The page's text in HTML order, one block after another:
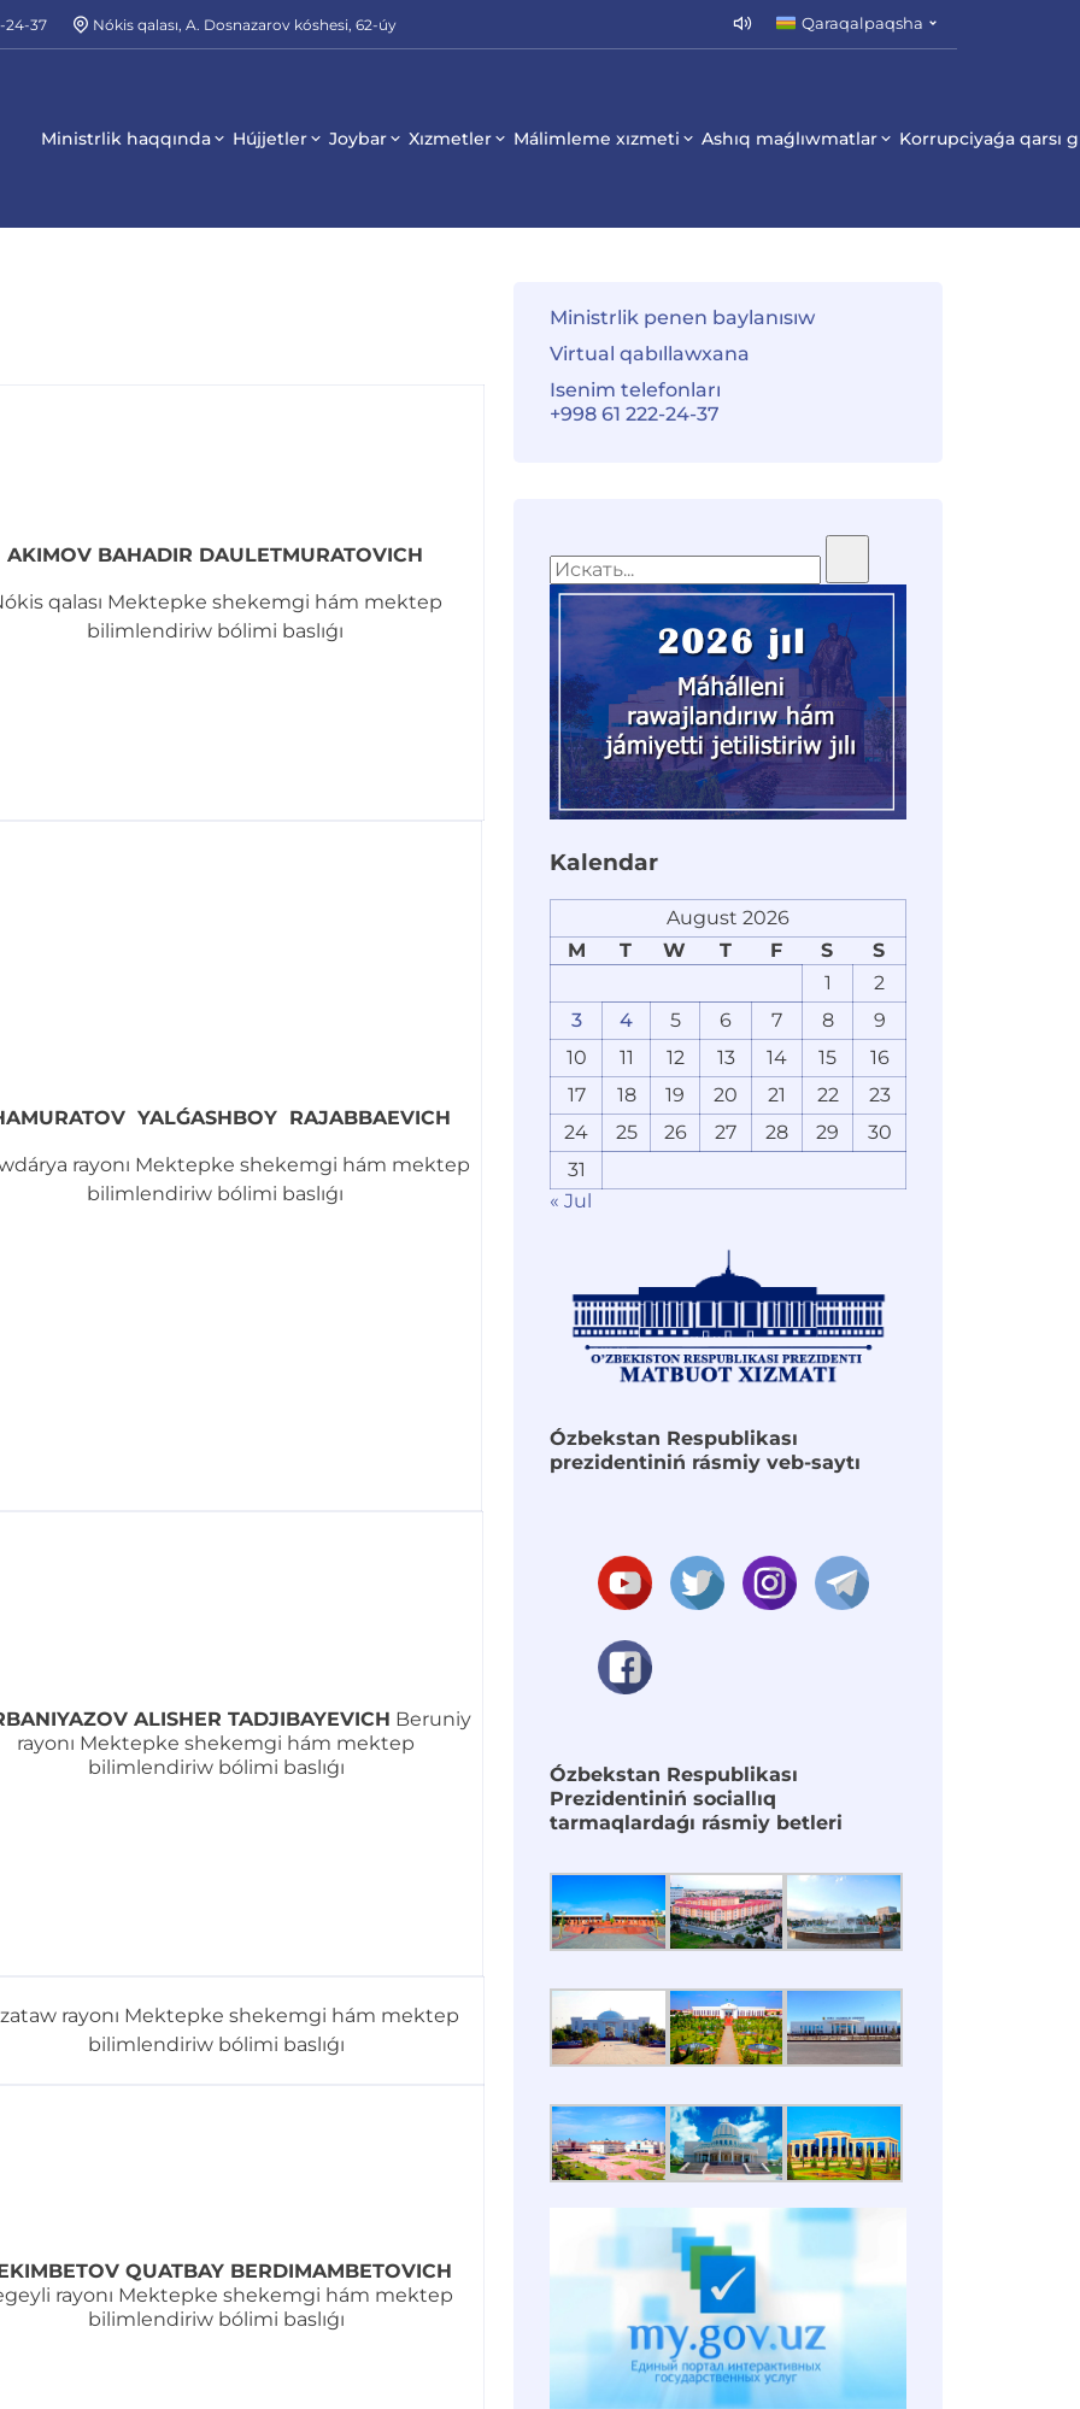
24-37 Nókis qalası, A. Dosnazarov kóshesi, 62-úy Qaraqalpaqsha
Ministrlik haqqında Hújjetler Joybar Xızmetler Málimleme xızmeti Ashıq maǵlıwmatlar Korrupciyaǵa qarsı
AKIMOV BAHADIR DAULETMURATOVICH
qalası Mektepke shekemgi hám mektep
bilimlendiriw bólimi baslıǵı
YALǴASHBOY RAJABBAEVICH
rayonı Mektepke shekemgi hám mektep
bilimlendiriw bólimi baslıǵı
ALISHER TADJIBAYEVICH Beruniy
rayonı Mektepke shekemgi hám mektep
bilimlendiriw bólimi baslıǵı
rayonı Mektepke shekemgi hám mektep
bilimlendiriw bólimi baslıǵı
QUATBAY BERDIMAMBETOVICH
rayonı Mektepke shekemgi hám mektep
bilimlendiriw bólimi baslıǵı
Ministrlik penen baylanısıw
Virtual qabıllawxana
Isenim telefonları
+998 61 222-24-37
Kalendar
August 2026
M
T W T F S
S
1
2
3
4 5 6 7 8
9
10
11 12 13 14 15
16
17
18 19 20 21 22
23
24
25 26 27 28 29
30
31
« Jul
Ózbekstan Respublikası
prezidentiniń rásmiy veb-saytı
Ózbekstan Respublikası
Prezidentiniń sociallıq
tarmaqlardaǵı rásmiy betleri